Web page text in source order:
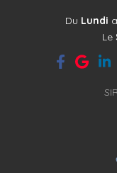
Du Lundi
Le